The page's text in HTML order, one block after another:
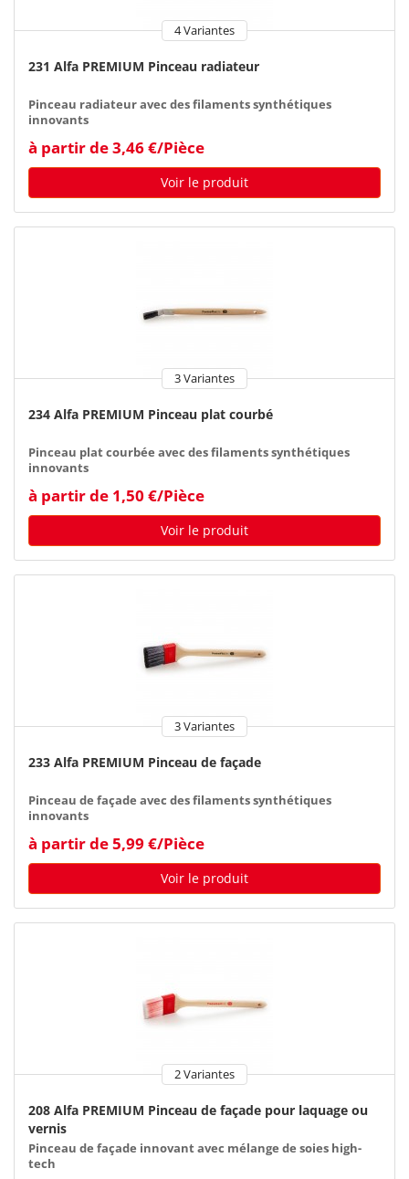
4 Variantes
231 Alfa PREMIUM Pinceau radiateur
Pinceau radiateur avec des filaments synthétiques
innovants
à partir de 3,46 €/Pièce
Voir le produit
3 Variantes
234 Alfa PREMIUM Pinceau plat courbé
Pinceau plat courbée avec des filaments synthétiques
innovants
à partir de 1,50 €/Pièce
Voir le produit
3 Variantes
233 Alfa PREMIUM Pinceau de façade
Pinceau de façade avec des filaments synthétiques
innovants
à partir de 5,99 €/Pièce
Voir le produit
2 Variantes
208 Alfa PREMIUM Pinceau de façade pour laquage ou
vernis
Pinceau de façade innovant avec mélange de soies high-
tech